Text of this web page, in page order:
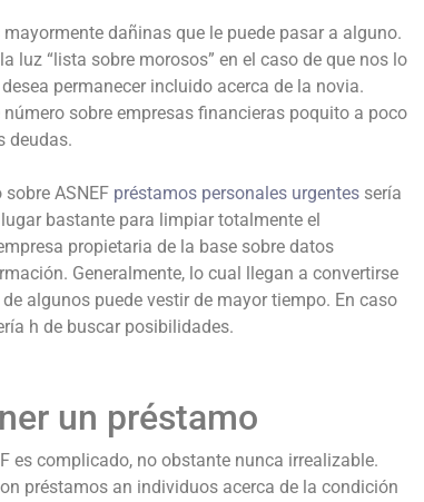
dañinas que le puede pasar a alguno.
luz “lista sobre morosos” en el caso de que nos lo
permanecer incluido acerca de la novia.
sobre empresas financieras poquito a poco
deudas.
ASNEF préstamos personales urgentes serí­a
bastante para limpiar totalmente el
propietaria de la base sobre datos
Generalmente, lo cual llegan a convertirse
algunos puede vestir de mayor tiempo. En caso
h de buscar posibilidades.
un préstamo
es complicado, no obstante nunca irrealizable.
préstamos an individuos acerca de la condición